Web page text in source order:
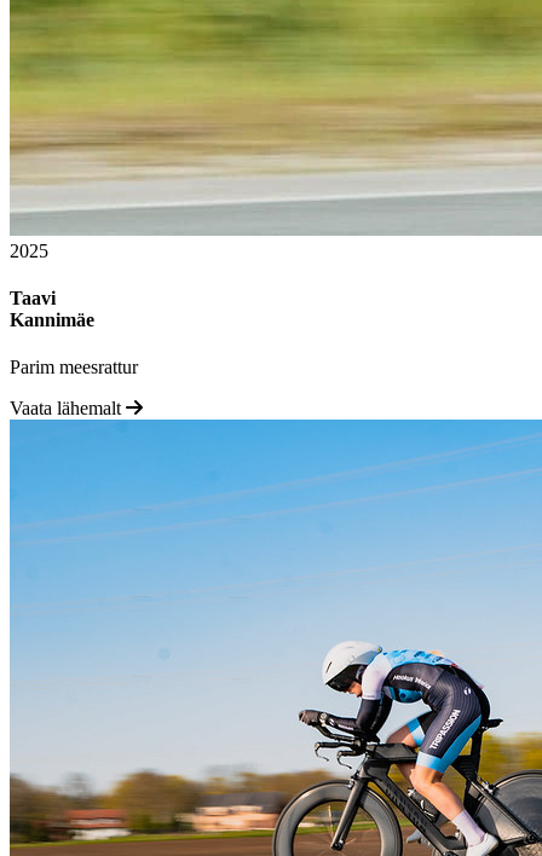
2025
Taavi
Kannimäe
Parim meesrattur
Vaata lähemalt